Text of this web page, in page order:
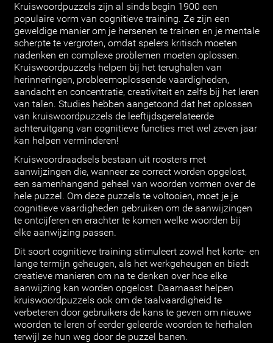
Kruiswoordpuzzels zijn al sinds begin 1900 een
populaire vorm van cognitieve training. Ze zijn een
geweldige manier om je hersenen te trainen en je mentale
scherpte te vergroten, omdat spelers kritisch moeten
nadenken en complexe problemen moeten oplossen.
Kruiswoordpuzzels helpen bij het terughalen van
herinneringen, probleemoplossende vaardigheden,
aandacht en concentratie, creativiteit en zelfs bij het leren
van talen. Studies hebben aangetoond dat het oplossen
van kruiswoordpuzzels de leeftijdsgerelateerde
achteruitgang van cognitieve functies met wel zeven jaar
kan helpen verminderen!
Kruiswoordraadsels bestaan uit roosters met
aanwijzingen die, wanneer ze correct worden opgelost,
een samenhangend geheel van woorden vormen over de
hele puzzel. Om deze puzzels te voltooien, moet je je
cognitieve vaardigheden gebruiken om de aanwijzingen
te ontcijferen en erachter te komen welke woorden bij
elke aanwijzing passen.
Dit soort cognitieve training stimuleert zowel het korte- en
lange termijn geheugen, als het werkgeheugen en biedt
creatieve manieren om na te denken over hoe elke
aanwijzing kan worden opgelost. Daarnaast helpen
kruiswoordpuzzels ook om de taalvaardigheid te
verbeteren door gebruikers de kans te geven om nieuwe
woorden te leren of eerder geleerde woorden te herhalen
terwijl ze hun weg door de puzzel banen.